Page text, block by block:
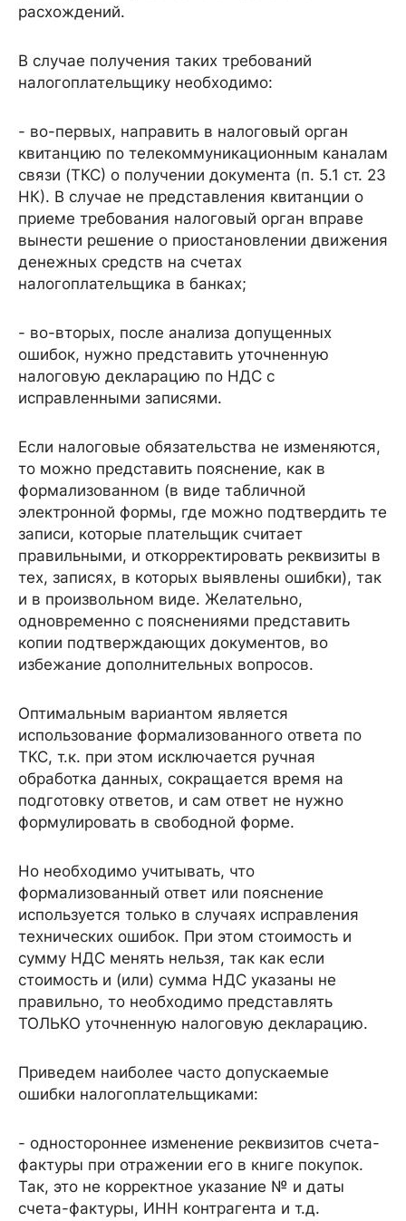
расхождений.
В случае получения таких требований
налогоплательщику необходимо:
- во-первых, направить в налоговый орган
квитанцию по телекоммуникационным каналам
связи (ТКС) о получении документа (п. 5.1 ст. 23
НК). В случае не представления квитанции о
приеме требования налоговый орган вправе
вынести решение о приостановлении движения
денежных средств на счетах
налогоплательщика в банках;
- во-вторых, после анализа допущенных
ошибок, нужно представить уточненную
налоговую декларацию по НДС с
исправленными записями.
Если налоговые обязательства не изменяются,
то можно представить пояснение, как в
формализованном (в виде табличной
электронной формы, где можно подтвердить те
записи, которые плательщик считает
правильными, и откорректировать реквизиты в
тех, записях, в которых выявлены ошибки), так
и в произвольном виде. Желательно,
одновременно с пояснениями представить
копии подтверждающих документов, во
избежание дополнительных вопросов.
Оптимальным вариантом является
использование формализованного ответа по
ТКС, т.к. при этом исключается ручная
обработка данных, сокращается время на
подготовку ответов, и сам ответ не нужно
формулировать в свободной форме.
Но необходимо учитывать, что
формализованный ответ или пояснение
используется только в случаях исправления
технических ошибок. При этом стоимость и
сумму НДС менять нельзя, так как если
стоимость и (или) сумма НДС указаны не
правильно, то необходимо представлять
ТОЛЬКО уточненную налоговую декларацию.
Приведем наиболее часто допускаемые
ошибки налогоплательщиками:
- одностороннее изменение реквизитов счета-
фактуры при отражении его в книге покупок.
Так, это не корректное указание № и даты
счета-фактуры, ИНН контрагента и т.д.